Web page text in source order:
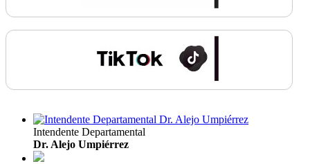
Intendente Departamental
Dr. Alejo Umpiérrez